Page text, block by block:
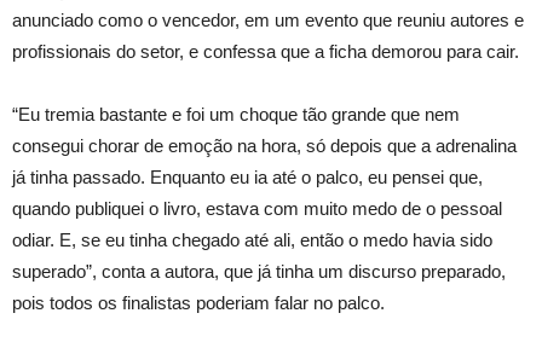
anunciado como o vencedor, em um evento que reuniu autores e
profissionais do setor, e confessa que a ficha demorou para cair.
“Eu tremia bastante e foi um choque tão grande que nem
consegui chorar de emoção na hora, só depois que a adrenalina
já tinha passado. Enquanto eu ia até o palco, eu pensei que,
quando publiquei o livro, estava com muito medo de o pessoal
odiar. E, se eu tinha chegado até ali, então o medo havia sido
superado”, conta a autora, que já tinha um discurso preparado,
pois todos os finalistas poderiam falar no palco.